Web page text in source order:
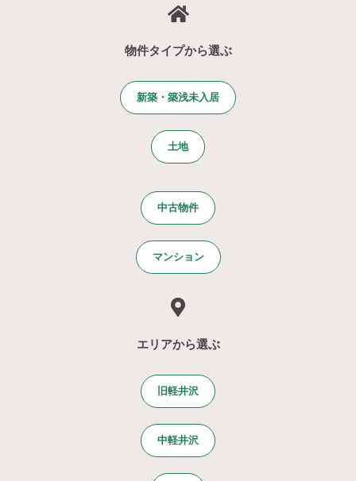
物件タイプから選ぶ
新築・築浅未入居
土地
中古物件
マンション
エリアから選ぶ
旧軽井沢
中軽井沢